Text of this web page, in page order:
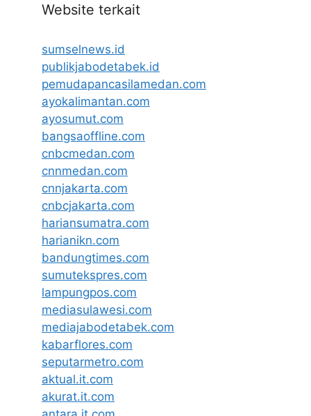
Website terkait
sumselnews.id
publikjabodetabek.id
pemudapancasilamedan.com
ayokalimantan.com
ayosumut.com
bangsaoffline.com
cnbcmedan.com
cnnmedan.com
cnnjakarta.com
cnbcjakarta.com
hariansumatra.com
harianikn.com
bandungtimes.com
sumutekspres.com
lampungpos.com
mediasulawesi.com
mediajabodetabek.com
kabarflores.com
seputarmetro.com
aktual.it.com
akurat.it.com